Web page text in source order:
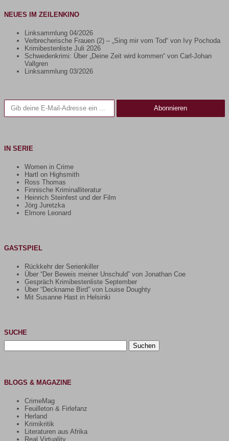
NEUES IM ZEILENKINO
Linksammlung 04/2026
Verbrecherische Frauen (2) – „Sing mir vom Tod“ von Ivy Pochoda
Krimibestenliste Juli 2026
Schwedenkrimi: Über „Deine Zeit wird kommen“ von Carl-Johan
Vallgren
Linksammlung 03/2026
Gib deine E-Mail-Adresse ein ...
Abonnieren
IN SERIE
Women in Crime
Hartl on Highsmith
Ross Thomas
Finnische Kriminalliteratur
Heinrich Steinfest und der Film
Jörg Juretzka
Elmore Leonard
GASTSPIEL
Rückkehr der Serienkiller
Über “Der Beweis meiner Unschuld” von Jonathan Coe
Gespräch Krimibestenliste September
Über “Deckname Bird” von Louise Doughty
Mit Susanne Hast in Helsinki
SUCHE
Suchen
nach:
BLOGS & MAGAZINE
CrimeMag
Feuilleton & Firlefanz
Herland
Krimikritik
Literaturen aus Afrika
Real Virtuality